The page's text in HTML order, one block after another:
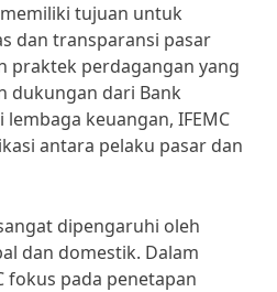
tujuan untuk
dan transparansi pasar
praktek perdagangan yang
dukungan dari Bank
keuangan, IFEMC
antara pelaku pasar dan
dipengaruhi oleh
dan domestik. Dalam
fokus pada penetapan